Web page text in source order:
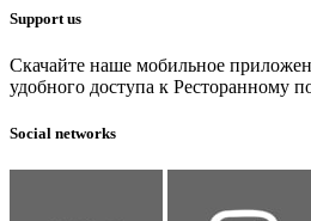
Support us
Скачайте наше мобильное
удобного доступа к Ресторанному
Social networks